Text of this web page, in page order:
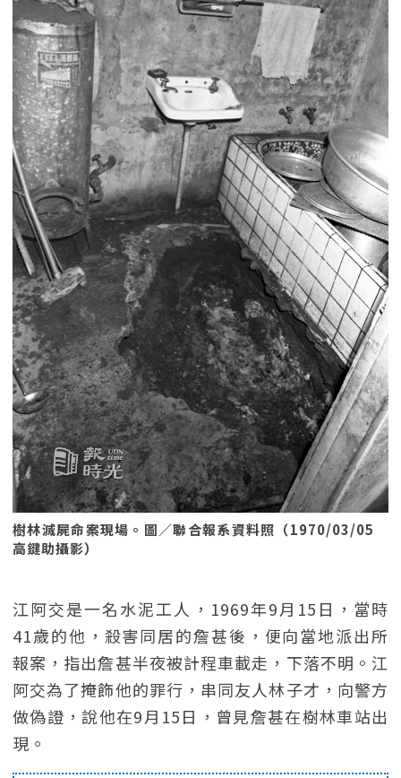
樹林滅屍命案現場。圖／聯合報系資料照（1970/03/05
高鍵助攝影）
江阿交是一名水泥工人，1969年9月15日，當時
41歲的他，殺害同居的詹甚後，便向當地派出所
報案，指出詹甚半夜被計程車載走，下落不明。江
阿交為了掩飾他的罪行，串同友人林子才，向警方
做偽證，說他在9月15日，曾見詹甚在樹林車站出
現。